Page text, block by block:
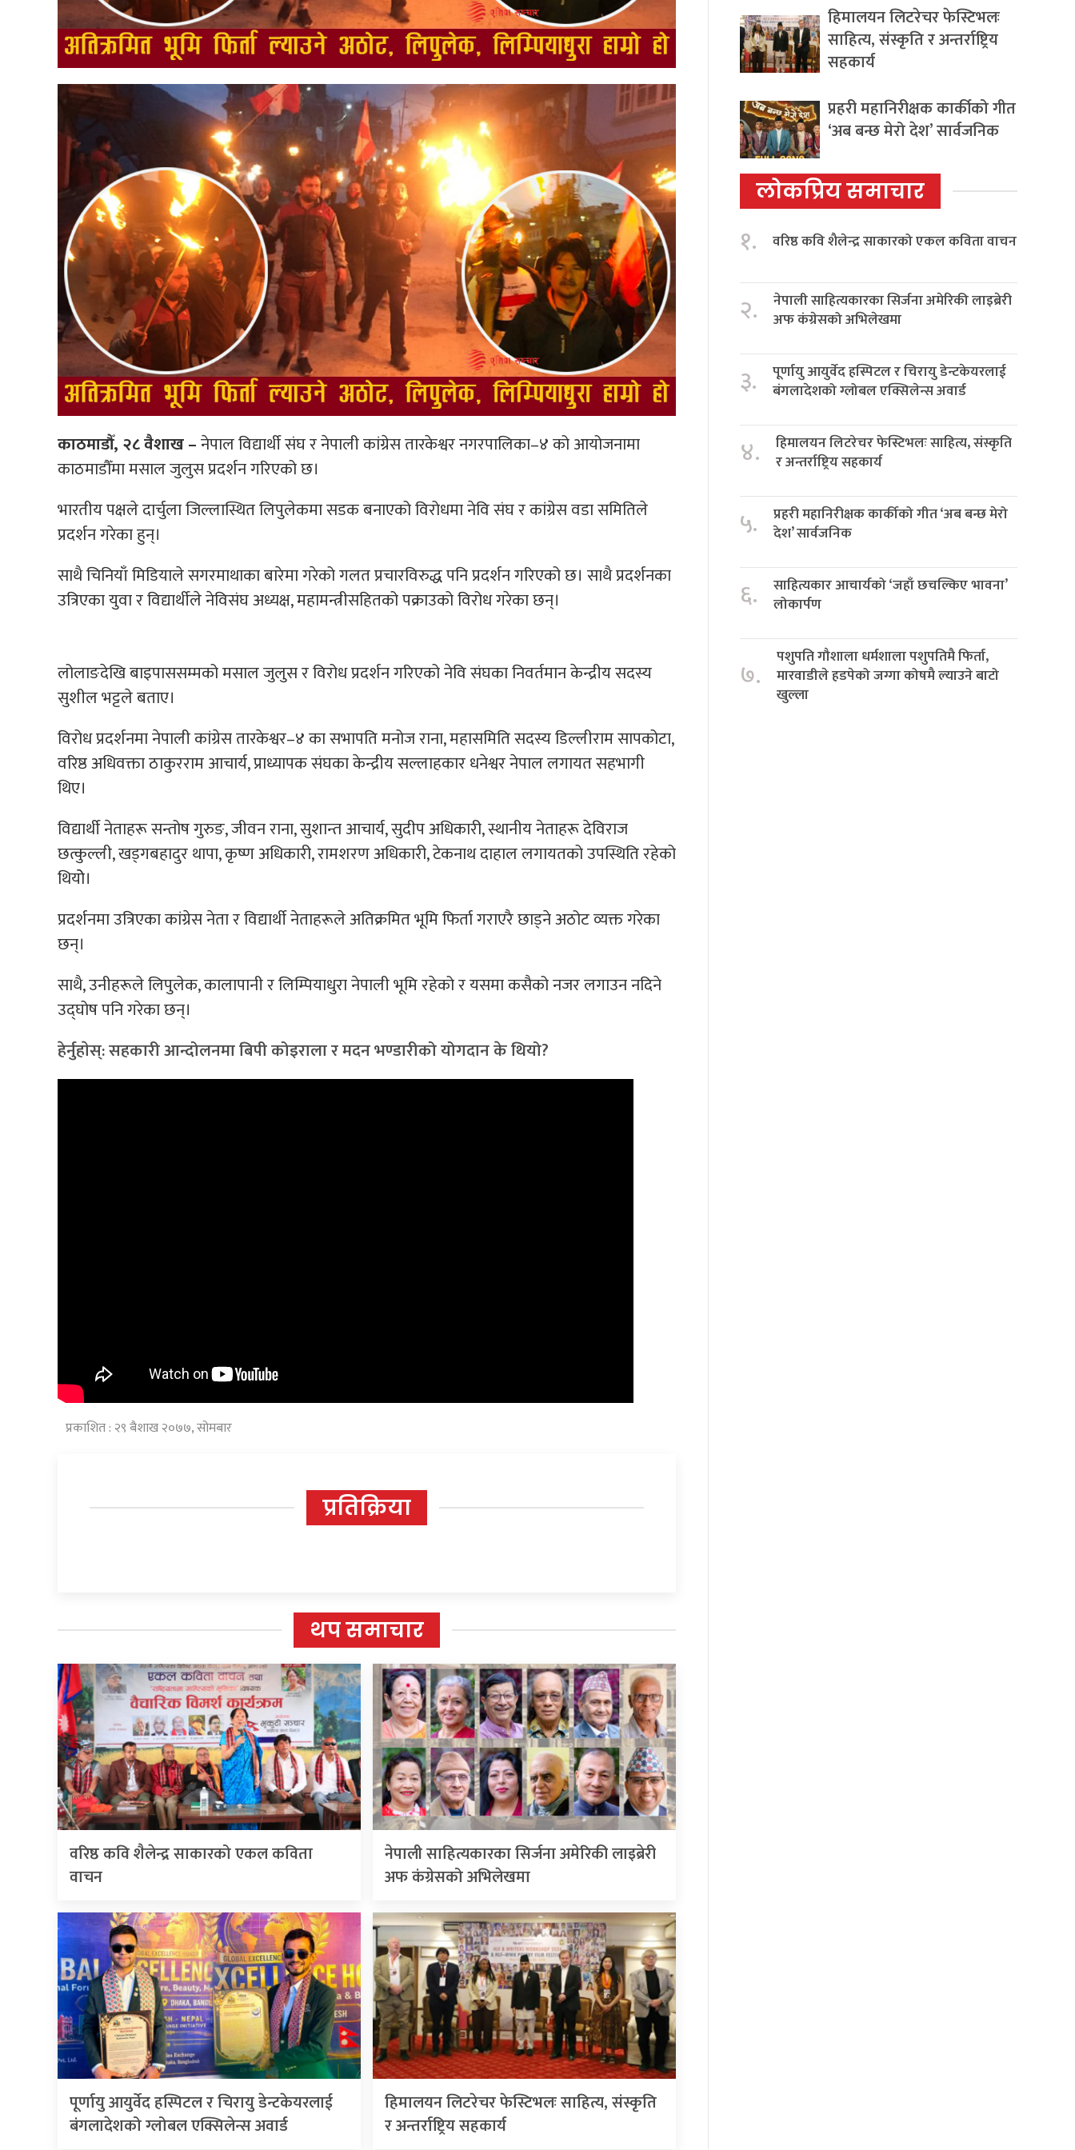
काठमाडौँ, २८ वैशाख –नेपाल विद्यार्थी संघ र नेपाली कांग्रेस तारकेश्वर नगरपालिका–४ को आयोजनामा
काठमाडौँमा मसाल जुलुस प्रदर्शन गरिएको छ।
भारतीय पक्षले दार्चुला जिल्लास्थित लिपुलेकमा सडक बनाएको विरोधमा नेवि संघ र कांग्रेस वडा समितिले
प्रदर्शन गरेका हुन्।
साथै चिनियाँ मिडियाले सगरमाथाका बारेमा गरेको गलत प्रचारविरुद्ध पनि प्रदर्शन गरिएको छ। साथै प्रदर्शनका
उत्रिएका युवा र विद्यार्थीले नेविसंघ अध्यक्ष, महामन्त्रीसहितको पक्राउको विरोध गरेका छन्।
लोलाङदेखि बाइपाससम्मको मसाल जुलुस र विरोध प्रदर्शन गरिएको नेवि संघका निवर्तमान केन्द्रीय सदस्य
सुशील भट्टले बताए।
विरोध प्रदर्शनमा नेपाली कांग्रेस तारकेश्वर–४ का सभापति मनोज राना, महासमिति सदस्य डिल्लीराम सापकोटा,
वरिष्ठ अधिवक्ता ठाकुरराम आचार्य, प्राध्यापक संघका केन्द्रीय सल्लाहकार धनेश्वर नेपाल लगायत सहभागी
थिए।
विद्यार्थी नेताहरू सन्तोष गुरुङ, जीवन राना, सुशान्त आचार्य, सुदीप अधिकारी, स्थानीय नेताहरू देविराज
छत्कुल्ली, खड्गबहादुर थापा, कृष्ण अधिकारी, रामशरण अधिकारी, टेकनाथ दाहाल लगायतको उपस्थिति रहेको
थियोे।
प्रदर्शनमा उत्रिएका कांग्रेस नेता र विद्यार्थी नेताहरूले अतिक्रमित भूमि फिर्ता गराएरै छाड्ने अठोट व्यक्त गरेका
छन्।
साथै, उनीहरूले लिपुलेक, कालापानी र लिम्पियाधुरा नेपाली भूमि रहेको र यसमा कसैको नजर लगाउन नदिने
उद्घोष पनि गरेका छन्।
हेर्नुहाेस्: सहकारी आन्दोलनमा बिपी कोइराला र मदन भण्डारीको योगदान के थियो?
प्रकाशित : २९ बैशाख २०७७, सोमबार
प्रतिक्रिया
थप समाचार
वरिष्ठ कवि शैलेन्द्र साकारको एकल कविता
वाचन
नेपाली साहित्यकारका सिर्जना अमेरिकी लाइब्रेरी
अफ कंग्रेसको अभिलेखमा
पूर्णायु आयुर्वेद हस्पिटल र चिरायु डेन्टकेयरलाई
बंगलादेशको ग्लोबल एक्सिलेन्स अवार्ड
हिमालयन लिटरेचर फेस्टिभलः साहित्य, संस्कृति
र अन्तर्राष्ट्रिय सहकार्य
हिमालयन लिटरेचर फेस्टिभलः
साहित्य, संस्कृति र अन्तर्राष्ट्रिय
सहकार्य
प्रहरी महानिरीक्षक कार्कीको गीत
‘अब बन्छ मेरो देश’ सार्वजनिक
लोकप्रिय समाचार
१. वरिष्ठ कवि शैलेन्द्र साकारको एकल कविता वाचन
२.
नेपाली साहित्यकारका सिर्जना अमेरिकी लाइब्रेरी
अफ कंग्रेसको अभिलेखमा
३.
पूर्णायु आयुर्वेद हस्पिटल र चिरायु डेन्टकेयरलाई
बंगलादेशको ग्लोबल एक्सिलेन्स अवार्ड
४.
हिमालयन लिटरेचर फेस्टिभलः साहित्य, संस्कृति
र अन्तर्राष्ट्रिय सहकार्य
५.
प्रहरी महानिरीक्षक कार्कीको गीत ‘अब बन्छ मेरो
देश’ सार्वजनिक
६.
साहित्यकार आचार्यको ‘जहाँ छचल्किए भावना’
लोकार्पण
७.
पशुपति गौशाला धर्मशाला पशुपतिमै फिर्ता,
मारवाडीले हडपेको जग्गा कोषमै ल्याउने बाटो
खुल्ला